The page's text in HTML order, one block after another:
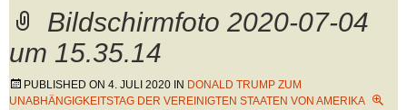
Bildschirmfoto 2020-07-04
um 15.35.14
PUBLISHED ON 4. JULI 2020 IN DONALD TRUMP ZUM
UNABHÄNGIGKEITSTAG DER VEREINIGTEN STAATEN VON AMERIKA